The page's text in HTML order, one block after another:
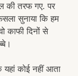
की तरफ गए. पर
सुनाया कि हम
काफी दिनों से
कोई नहीं आता